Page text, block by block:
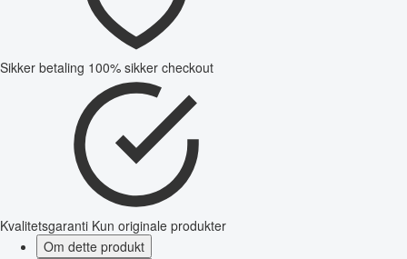
Sikker betaling 100% sikker checkout
Kvalitetsgaranti Kun originale produkter
Om dette produkt